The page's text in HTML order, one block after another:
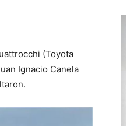
(Toyota
Ignacio Canela